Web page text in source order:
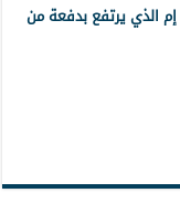
الذي يرتفع بدفعة من